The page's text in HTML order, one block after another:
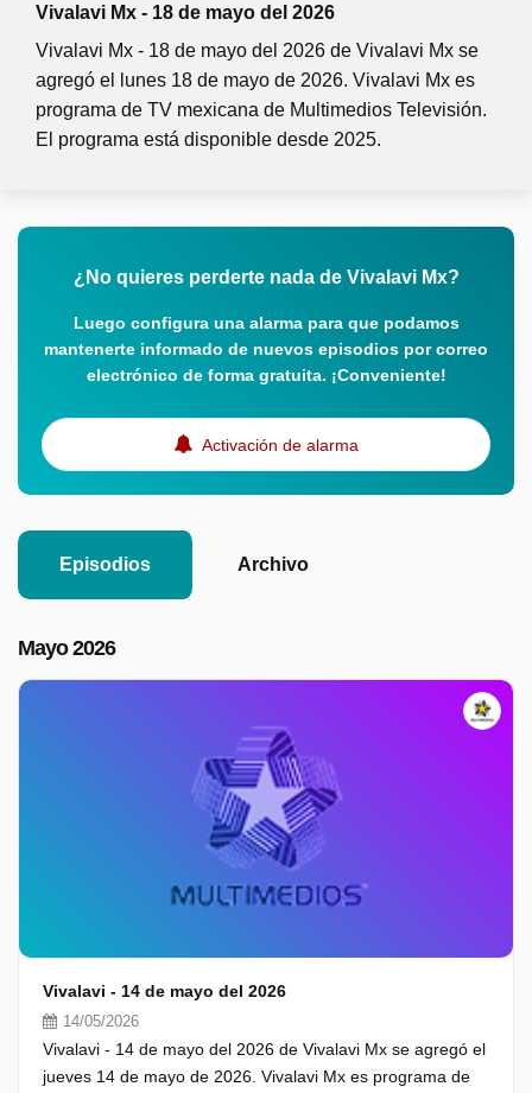
Vivalavi Mx - 18 de mayo del 2026
Vivalavi Mx - 18 de mayo del 2026 de Vivalavi Mx se
agregó el lunes 18 de mayo de 2026. Vivalavi Mx es
programa de TV mexicana de Multimedios Televisión.
El programa está disponible desde 2025.
¿No quieres perderte nada de Vivalavi Mx?
Luego configura una alarma para que podamos
mantenerte informado de nuevos episodios por correo
electrónico de forma gratuita. ¡Conveniente!
Activación de alarma
Episodios Archivo
Mayo 2026
Vivalavi - 14 de mayo del 2026
14/05/2026
Vivalavi - 14 de mayo del 2026 de Vivalavi Mx se agregó el
jueves 14 de mayo de 2026. Vivalavi Mx es programa de